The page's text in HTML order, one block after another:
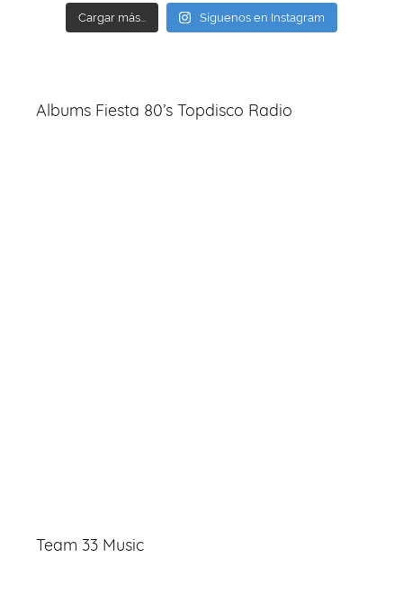
Cargar más... Síguenos en Instagram
Albums Fiesta 80’s Topdisco Radio
Team 33 Music